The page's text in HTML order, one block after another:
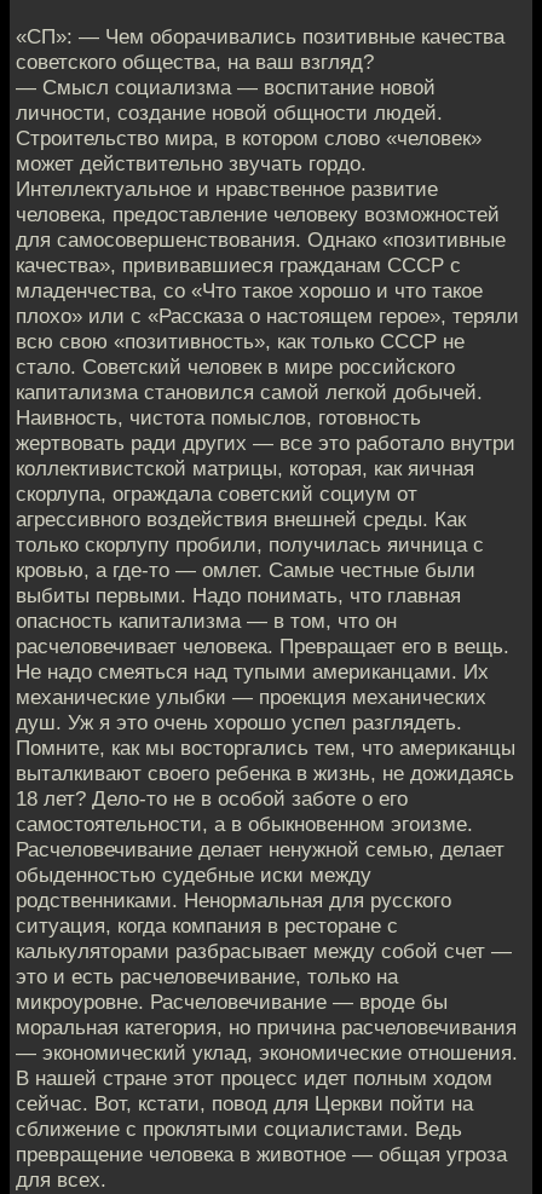
«СП»: — Чем оборачивались позитивные качества
советского общества, на ваш взгляд?
— Смысл социализма — воспитание новой
личности, создание новой общности людей.
Строительство мира, в котором слово «человек»
может действительно звучать гордо.
Интеллектуальное и нравственное развитие
человека, предоставление человеку возможностей
для самосовершенствования. Однако «позитивные
качества», прививавшиеся гражданам СССР с
младенчества, со «Что такое хорошо и что такое
плохо» или с «Рассказа о настоящем герое», теряли
всю свою «позитивность», как только СССР не
стало. Советский человек в мире российского
капитализма становился самой легкой добычей.
Наивность, чистота помыслов, готовность
жертвовать ради других — все это работало внутри
коллективистской матрицы, которая, как яичная
скорлупа, ограждала советский социум от
агрессивного воздействия внешней среды. Как
только скорлупу пробили, получилась яичница с
кровью, а где-то — омлет. Самые честные были
выбиты первыми. Надо понимать, что главная
опасность капитализма — в том, что он
расчеловечивает человека. Превращает его в вещь.
Не надо смеяться над тупыми американцами. Их
механические улыбки — проекция механических
душ. Уж я это очень хорошо успел разглядеть.
Помните, как мы восторгались тем, что американцы
выталкивают своего ребенка в жизнь, не дожидаясь
18 лет? Дело-то не в особой заботе о его
самостоятельности, а в обыкновенном эгоизме.
Расчеловечивание делает ненужной семью, делает
обыденностью судебные иски между
родственниками. Ненормальная для русского
ситуация, когда компания в ресторане с
калькуляторами разбрасывает между собой счет —
это и есть расчеловечивание, только на
микроуровне. Расчеловечивание — вроде бы
моральная категория, но причина расчеловечивания
— экономический уклад, экономические отношения.
В нашей стране этот процесс идет полным ходом
сейчас. Вот, кстати, повод для Церкви пойти на
сближение с проклятыми социалистами. Ведь
превращение человека в животное — общая угроза
для всех.